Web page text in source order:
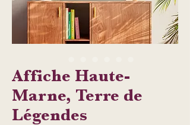
Affiche Haute-
Marne, Terre de
Légendes